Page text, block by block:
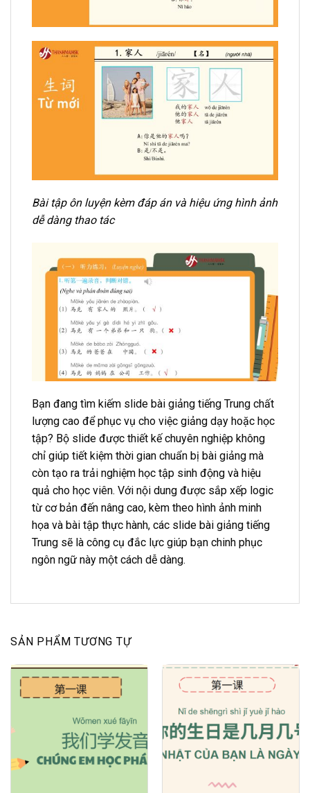
Bài tập ôn luyện kèm đáp án và hiệu ứng hình ảnh
dễ dàng thao tác
Bạn đang tìm kiếm slide bài giảng tiếng Trung chất
lượng cao để phục vụ cho việc giảng dạy hoặc học
tập? Bộ slide được thiết kế chuyên nghiệp không
chỉ giúp tiết kiệm thời gian chuẩn bị bài giảng mà
còn tạo ra trải nghiệm học tập sinh động và hiệu
quả cho học viên. Với nội dung được sắp xếp logic
từ cơ bản đến nâng cao, kèm theo hình ảnh minh
họa và bài tập thực hành, các slide bài giảng tiếng
Trung sẽ là công cụ đắc lực giúp bạn chinh phục
ngôn ngữ này một cách dễ dàng.
SẢN PHẨM TƯƠNG TỰ